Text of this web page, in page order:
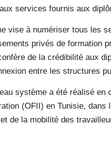
services fournis aux
vise à numériser tous les
privés de formation
de la crédibilité aux
entre les structures
système a été réalisé en
(OFII) en Tunisie,
de la mobilité des